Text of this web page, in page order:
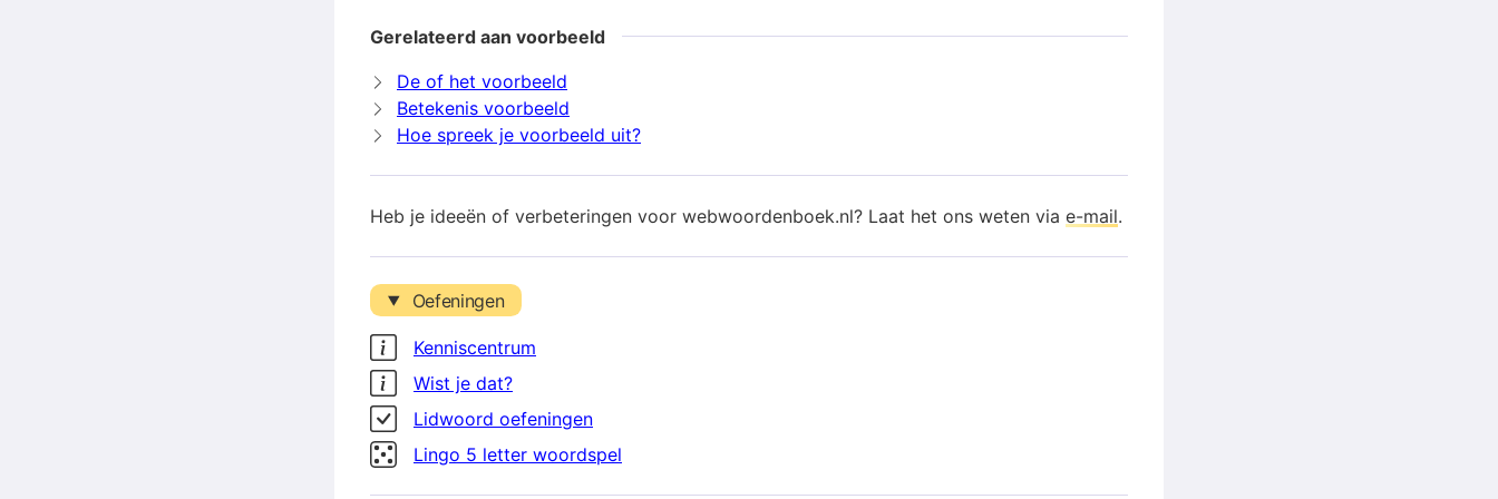
Gerelateerd aan voorbeeld
De of het voorbeeld
Betekenis voorbeeld
Hoe spreek je voorbeeld uit?
Heb je ideeën of verbeteringen voor webwoordenboek.nl? Laat het ons weten via e-mail.
Oefeningen
Kenniscentrum
Wist je dat?
Lidwoord oefeningen
Lingo 5 letter woordspel